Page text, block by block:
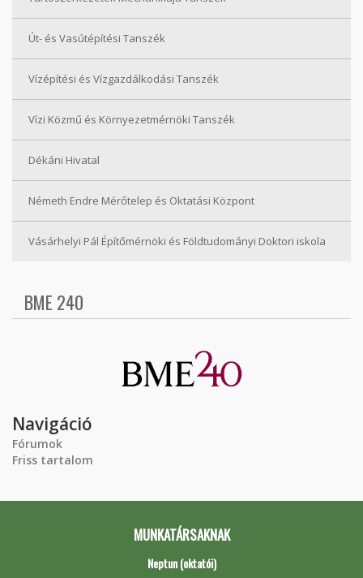
Út- és Vasútépítési Tanszék
Vízépítési és Vízgazdálkodási Tanszék
Vízi Közmű és Környezetmérnöki Tanszék
Dékáni Hivatal
Németh Endre Mérőtelep és Oktatási Központ
Vásárhelyi Pál Építőmérnöki és Földtudományi Doktori iskola
BME 240
Navigáció
Fórumok
Friss tartalom
MUNKATÁRSAKNAK
Neptun (oktatói)